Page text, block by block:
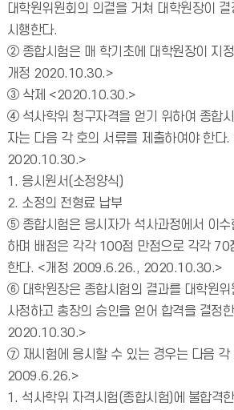
대학원위원회의 의결을 거쳐 대학원장이
시행한다.
② 종합시험은 매 학기초에 대학원장이 지
개정 2020.10.30.>
③ 삭제 <2020.10.30.>
④ 석사학위 청구자격을 얻기 위하여 종합
자는 다음 각 호의 서류를 제출하여야 한
2020.10.30.>
1. 응시원서(소정양식)
2. 소정의 전형료 납부
⑤ 종합시험은 응시자가 석사과정에서 이
하며 배점은 각각 100점 만점으로 각각 70
한다. <개정 2009.6.26., 2020.10.30.>
⑥ 대학원장은 종합시험의 결과를 대학원위
사정하고 총장의 승인을 얻어 합격을 결정
2020.10.30.>
⑦ 재시험에 응시할 수 있는 경우는 다음
2009.6.26.>
1. 석사학위 자격시험(종합시험)에 불합격